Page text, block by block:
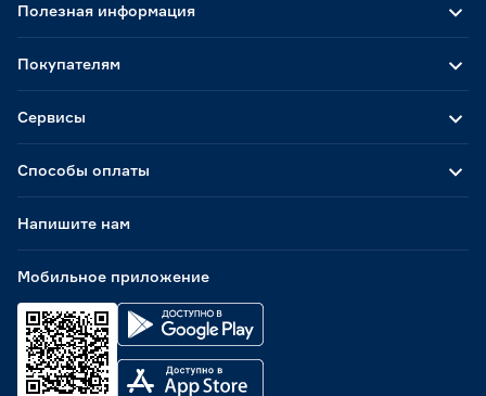
Способы оплаты
Мобильное приложение
Полезная информация
Покупателям
Сервисы
Напишите нам